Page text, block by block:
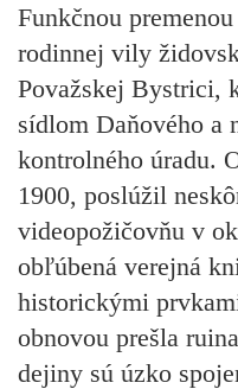
Funkčnou
rodinnej vily
Považskej Bystrici,
sídlom Daňového a
kontrolného úradu.
1900, poslúžil
videopožičovňu v
obľúbená verejná
historickými
obnovou prešla
dejiny sú úzko